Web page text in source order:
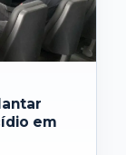
em